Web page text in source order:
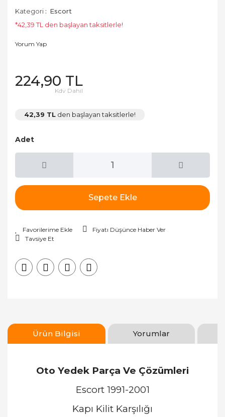
Kategori
Escort
*42,39 TL den başlayan taksitlerle!
Yorum Yap
224,90 TL
Kdv Dahil
42,39 TL den başlayan taksitlerle!
Adet
Sepete Ekle
Fiyatı Düşünce Haber Ver
Tavsiye Et
Ürün Bilgisi Yorumlar
Oto Yedek Parça Ve Çözümleri
Escort 1991-2001
Kapı Kilit Karşılığı